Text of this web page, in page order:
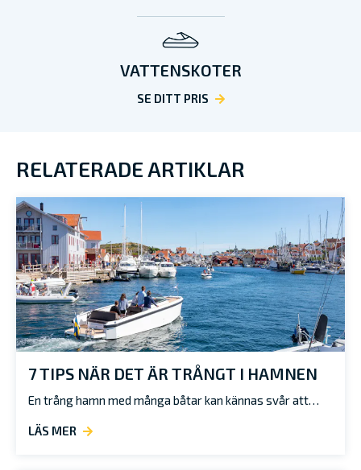
VATTENSKOTER
SE DITT PRIS
RELATERADE ARTIKLAR
7 TIPS NÄR DET ÄR TRÅNGT I HAMNEN
En trång hamn med många båtar kan kännas svår att…
LÄS MER